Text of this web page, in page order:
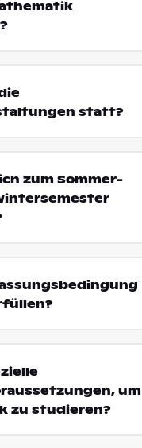
statt?
zum Sommer-
um
zu studieren?